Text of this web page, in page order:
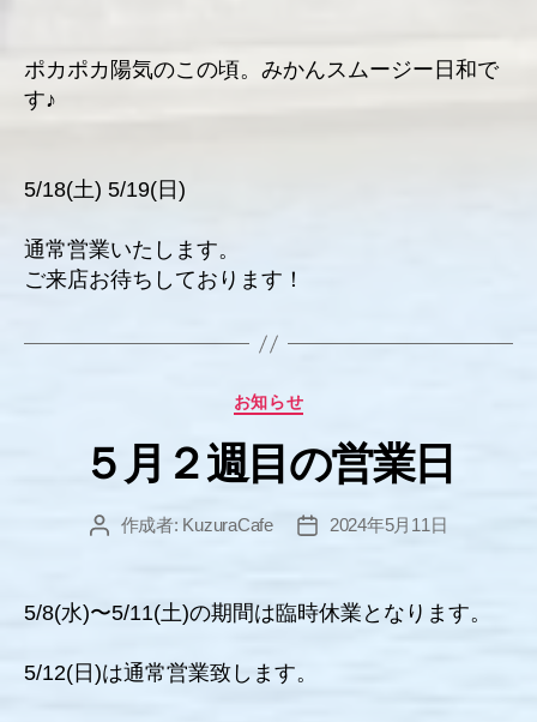
ポカポカ陽気のこの頃。みかんスムージー日和で
す♪
5/18(土) 5/19(日)
通常営業いたします。
ご来店お待ちしております！
カ
ゴ
リ
お知らせ
５月２週目の営業日
投 作成者: KuzuraCafe
投
2024年5月11日
5/8(水)〜5/11(土)の期間は臨時休業となります。
5/12(日)は通常営業致します。